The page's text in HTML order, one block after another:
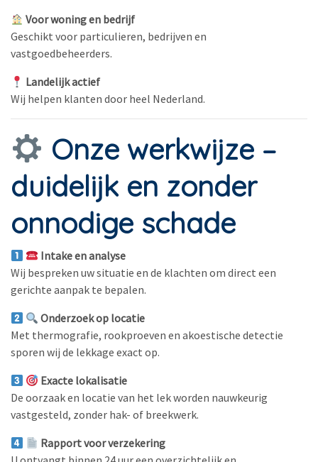
Voor woning en bedrijf
Geschikt voor particulieren, bedrijven en
vastgoedbeheerders.
Landelijk actief
Wij helpen klanten door heel Nederland.
Onze werkwijze –
duidelijk en zonder
onnodige schade
Intake en analyse
Wij bespreken uw situatie en de klachten om direct een
gerichte aanpak te bepalen.
Onderzoek op locatie
Met thermografie, rookproeven en akoestische detectie
sporen wij de lekkage exact op.
Exacte lokalisatie
De oorzaak en locatie van het lek worden nauwkeurig
vastgesteld, zonder hak- of breekwerk.
Rapport voor verzekering